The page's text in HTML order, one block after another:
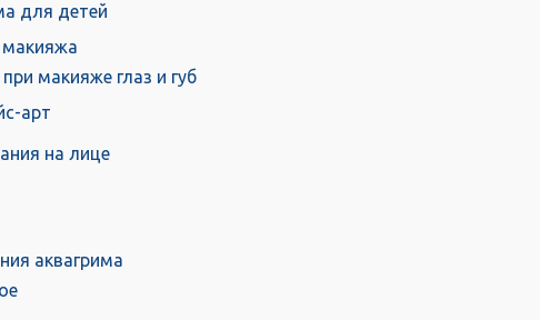
для детей
макияже глаз и губ
арт
на лице
аквагрима